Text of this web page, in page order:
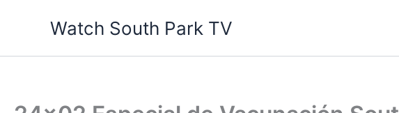
Watch South Park TV